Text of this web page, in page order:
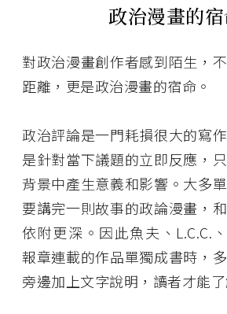
政治漫畫的
對政治漫畫創作者感到陌生，
距離，更是政治漫畫的宿命。
政治評論是一門耗損很大的寫
是針對當下議題的立即反應，
背景中產生意義和影響。大多
要講完一則故事的政論漫畫，
依附更深。因此魚夫、L.C.C.
報章連載的作品單獨成書時，
旁邊加上文字說明，讀者才能